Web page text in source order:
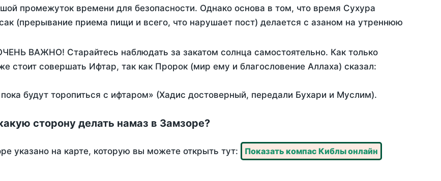
промежуток времени для безопасности. Однако основа в том, что время Сухура
(прерывание приема пищи и всего, что нарушает пост) делается с азаном на утреннюю
ВАЖНО! Старайтесь наблюдать за закатом солнца самостоятельно. Как только
стоит совершать Ифтар, так как Пророк (мир ему и благословение Аллаха) сказал:
будут торопиться с ифтаром» (Хадис достоверный, передали Бухари и Муслим).
сторону делать намаз в Замзоре?
указано на карте, которую вы можете открыть тут: Показать компас Киблы онлайн